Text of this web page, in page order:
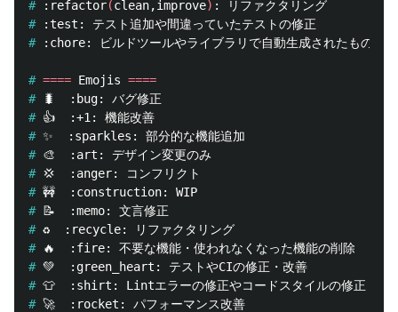
# :refactor(clean,improve)
#
#
# ==== Emojis ====
#
#
#
#
#
#
#
#
#
#
#
#